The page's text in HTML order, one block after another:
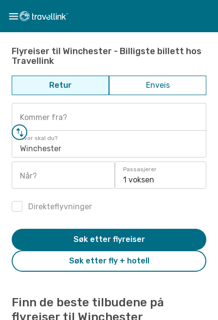
Flyreiser til Winchester - Billigste billett hos
Travellink
Retur Enveis
Kommer fra?
Hvor skal du?
Winchester
Når?
Passasjerer
1 voksen
Direkteflyvninger
Søk etter fly + hotell
Søk etter flyreiser
Finn de beste tilbudene på
flyreiser til Winchester